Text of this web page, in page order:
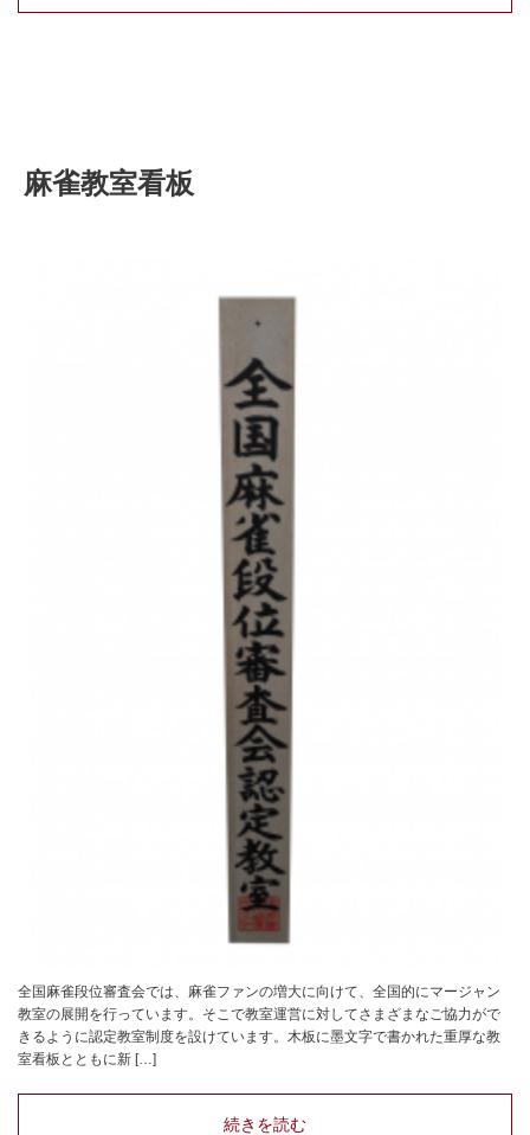
麻雀教室看板
全国麻雀段位審査会では、麻雀ファンの増大に向けて、全国的にマージャン
教室の展開を行っています。そこで教室運営に対してさまざまなご協力がで
きるように認定教室制度を設けています。木板に墨文字で書かれた重厚な教
室看板とともに新 […]
続きを読む